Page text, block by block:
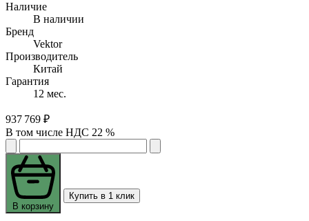
Наличие
В наличии
Бренд
Vektor
Производитель
Китай
Гарантия
12 мес.
937 769 ₽
В том числе НДС 22 %
В корзину
Купить в 1 клик